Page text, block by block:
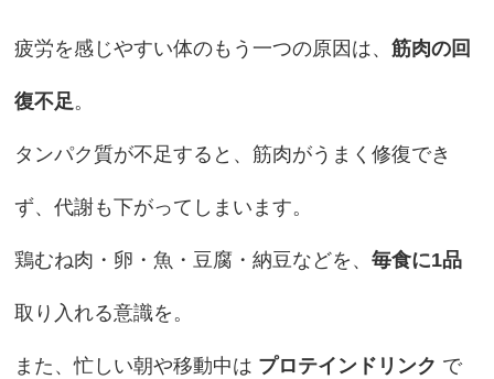
疲労を感じやすい体のもう一つの原因は、筋肉の回
復不足。
タンパク質が不足すると、筋肉がうまく修復でき
ず、代謝も下がってしまいます。
鶏むね肉・卵・魚・豆腐・納豆などを、毎食に1品
取り入れる意識を。
また、忙しい朝や移動中は プロテインドリンク で